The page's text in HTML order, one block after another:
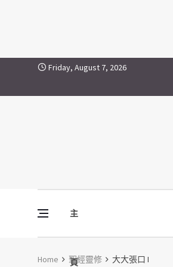
Skip to content
大大張口 IFriday, August 7, 2026
主
頁
Vine Media
葡萄樹傳媒
Home 聖經靈修 大大張口 I